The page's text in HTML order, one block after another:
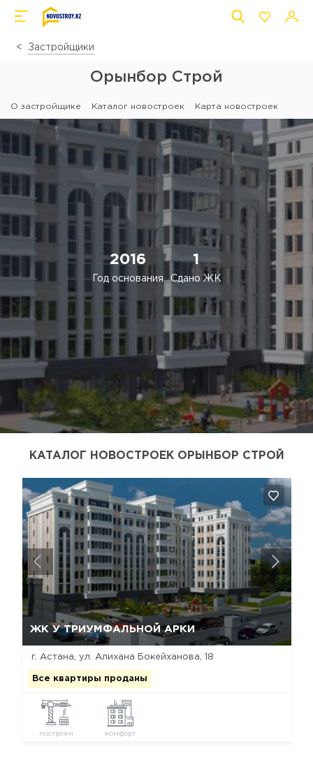
Застройщики
Орынбор Строй
О застройщике Каталог новостроек Карта новостроек
2016
Год основания
1
Сдано ЖК
КАТАЛОГ НОВОСТРОЕК ОРЫНБОР СТРОЙ
ЖК У ТРИУМФАЛЬНОЙ АРКИ
г. Астана, ул. Алихана Бокейханова, 18
Все квартиры проданы
построен комфорт
Да, удалить Отмена